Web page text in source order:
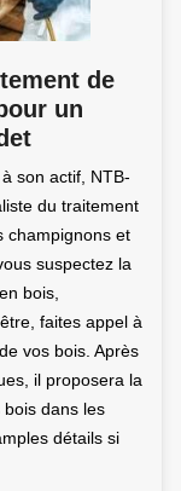
de
un
son actif, NTB-
du traitement
champignons et
suspectez la
bois,
faites appel à
vos bois. Après
il proposera la
dans les
détails si